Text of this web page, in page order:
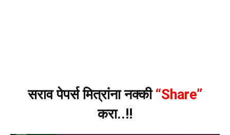
सराव पेपर्स मित्रांना नक्की“Share”
करा..!!